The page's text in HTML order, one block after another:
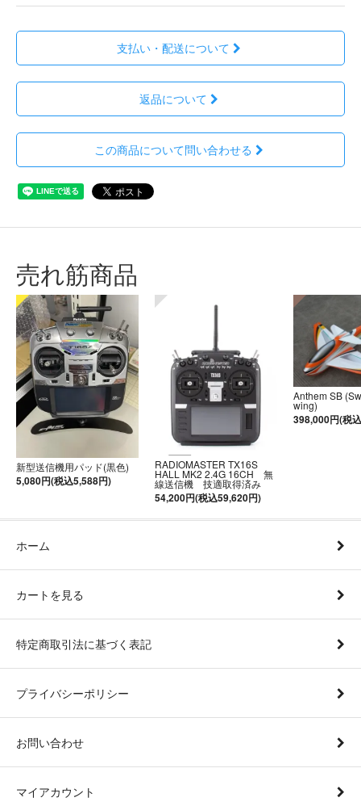
支払い・配送について
返品について
この商品について問い合わせる
売れ筋商品
新型送信機用パッド(黒色)
5,080円(税込5,588円)
RADIOMASTER TX16S
HALL MK2 2.4G 16CH 無
線送信機 技適取得済み
54,200円(税込59,620円)
Anthem SB
wing)
398,000円(税
ホーム
カートを見る
特定商取引法に基づく表記
プライバシーポリシー
お問い合わせ
マイアカウント